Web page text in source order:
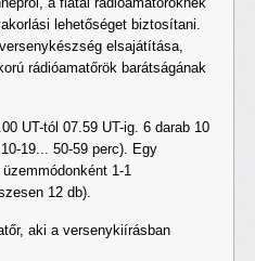
lehetőséget biztosítani.
elsajátítása,
rádióamatőrök barátságának
UT-tól 07.59 UT-ig. 6 darab 10
19... 50-59 perc). Egy
1-1
12 db).
aki a versenykiírásban